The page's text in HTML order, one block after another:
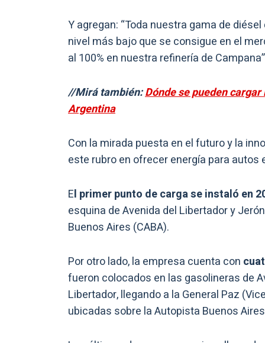
Y agregan: “Toda nuestra gama de
nivel más bajo que se consigue en el
al 100% en nuestra refinería de
//Mirá también:Dónde se pueden
Argentina
Con la mirada puesta en el futuro y la
este rubro en ofrecer energía para autos
El primer punto de carga se instaló en
esquina de Avenida del Libertador y
Buenos Aires (CABA).
Por otro lado, la empresa cuenta con
fueron colocados en las gasolineras de
Libertador, llegando a la General Paz
ubicadas sobre la Autopista Buenos